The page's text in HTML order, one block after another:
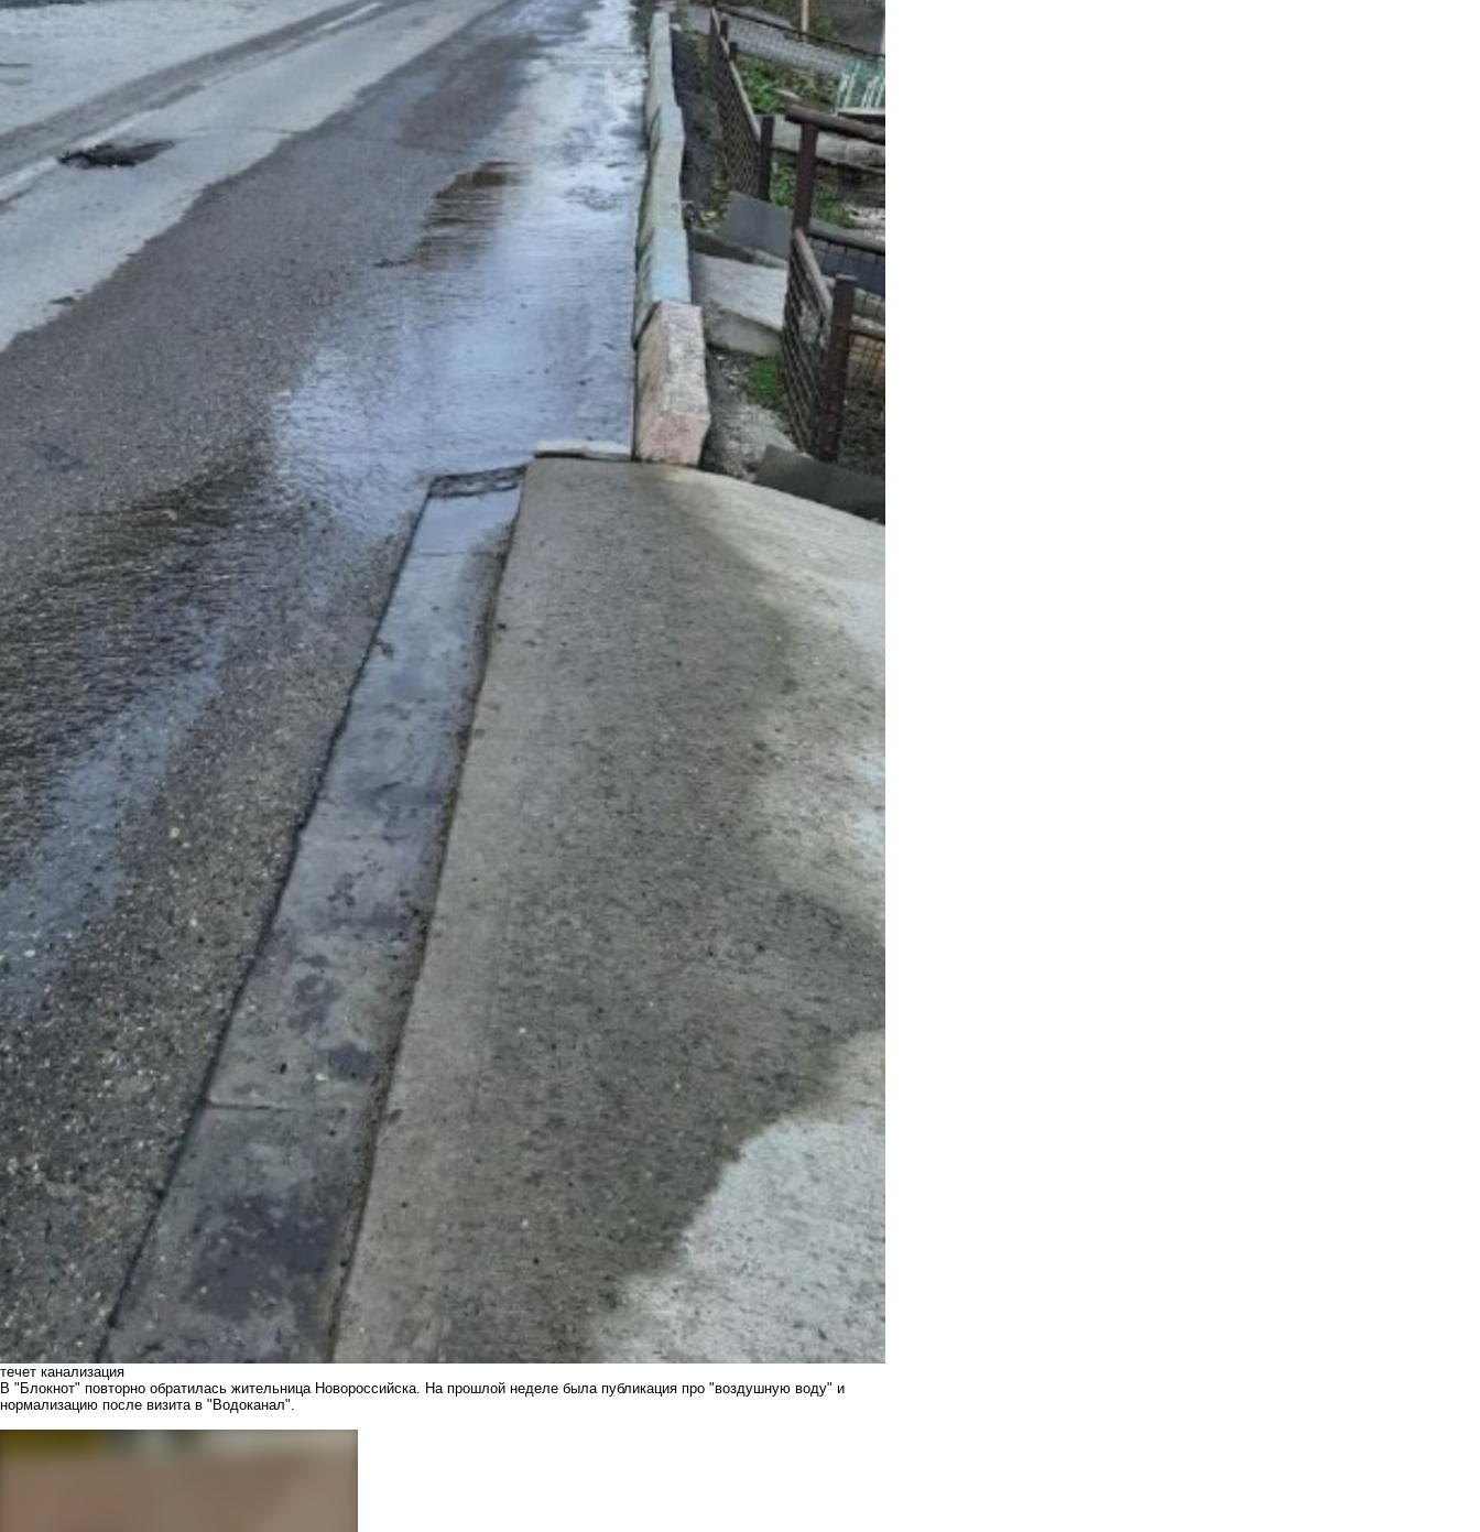
течет канализация
В "Блокнот" повторно обратилась жительница Новороссийска. На прошлой неделе была публикация про "воздушную воду" и
нормализацию после визита в "Водоканал".